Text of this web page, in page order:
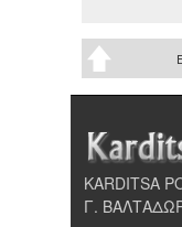
KARDITSA
Γ.